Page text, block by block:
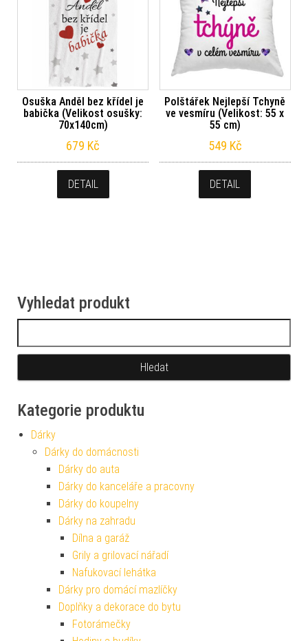
Osuška Anděl bez křídel je
babička (Velikost osušky:
70x140cm)
679 Kč
DETAIL
Polštářek Nejlepší Tchyně
ve vesmíru (Velikost: 55 x
55 cm)
549 Kč
DETAIL
Vyhledat produkt
Kategorie produktu
Dárky
Dárky do domácnosti
Dárky do auta
Dárky do kanceláře a pracovny
Dárky do koupelny
Dárky na zahradu
Dílna a garáž
Grily a grilovací nářadí
Nafukovací lehátka
Dárky pro domácí mazlíčky
Doplňky a dekorace do bytu
Fotorámečky